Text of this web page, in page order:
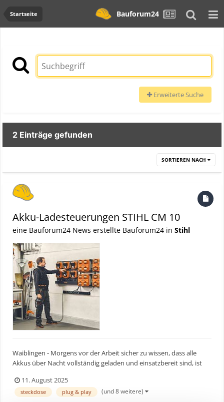
Startseite Bauforum24
Erweiterte Suche
2 Einträge gefunden
SORTIEREN NACH
Akku-Ladesteuerungen STIHL CM 10
eine Bauforum24 News erstellte Bauforum24 in Stihl
Waiblingen - Morgens vor der Arbeit sicher zu wissen, dass alle
Akkus über Nacht vollständig geladen und einsatzbereit sind, ist
Verlässlichkeit bietet die neue Akku-Ladesteuerungen CM 10 von
STIHL. Die kostengünstige Plug & Play-Lösung wird über...
11. August 2025
steckdose plug & play (und 8 weitere)